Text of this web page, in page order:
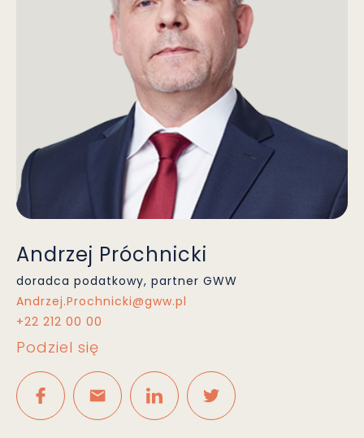
Andrzej Próchnicki
doradca podatkowy, partner GWW
Andrzej.Prochnicki@gww.pl
+22 212 00 00
Podziel się